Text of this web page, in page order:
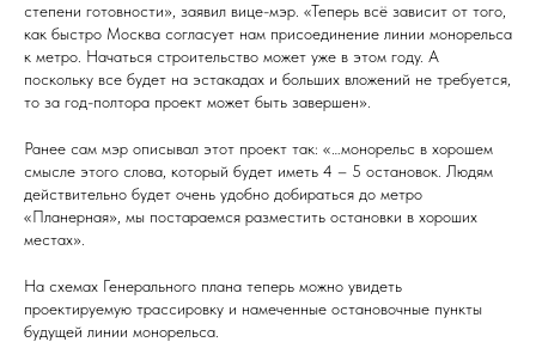
степени готовности», заявил вице-мэр. «Теперь всё зависит от того,
как быстро Москва согласует нам присоединение линии монорельса
к метро. Начаться строительство может уже в этом году. А
поскольку все будет на эстакадах и больших вложений не требуется,
то за год-полтора проект может быть завершен».
Ранее сам мэр описывал этот проект так: «…монорельс в хорошем
смысле этого слова, который будет иметь 4 – 5 остановок. Людям
действительно будет очень удобно добираться до метро
«Планерная», мы постараемся разместить остановки в хороших
местах».
На схемах Генерального плана теперь можно увидеть
проектируемую трассировку и намеченные остановочные пункты
будущей линии монорельса.